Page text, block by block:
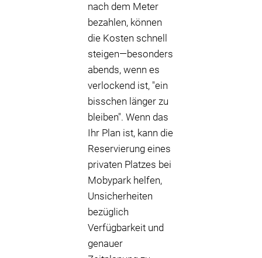
nach dem Meter
bezahlen, können
die Kosten schnell
steigen—besonders
abends, wenn es
verlockend ist, "ein
bisschen länger zu
bleiben". Wenn das
Ihr Plan ist, kann die
Reservierung eines
privaten Platzes bei
Mobypark helfen,
Unsicherheiten
bezüglich
Verfügbarkeit und
genauer